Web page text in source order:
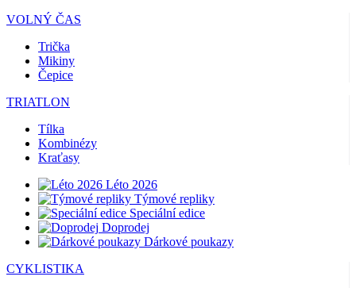
VOLNÝ ČAS
Trička
Mikiny
Čepice
TRIATLON
Tílka
Kombinézy
Kraťasy
Léto 2026
Týmové repliky
Speciální edice
Doprodej
Dárkové poukazy
CYKLISTIKA